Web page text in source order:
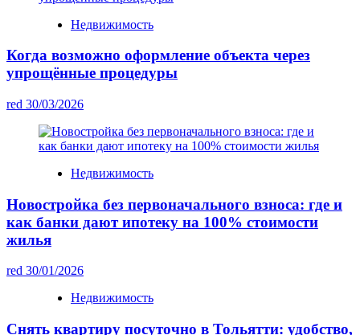
Недвижимость
Когда возможно оформление объекта через
упрощённые процедуры
red 30/03/2026
Недвижимость
Новостройка без первоначального взноса: где и
как банки дают ипотеку на 100% стоимости
жилья
red 30/01/2026
Недвижимость
Снять квартиру посуточно в Тольятти: удобство,